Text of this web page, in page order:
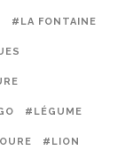
#LA FONTAINE
#LÉGUME
#LION